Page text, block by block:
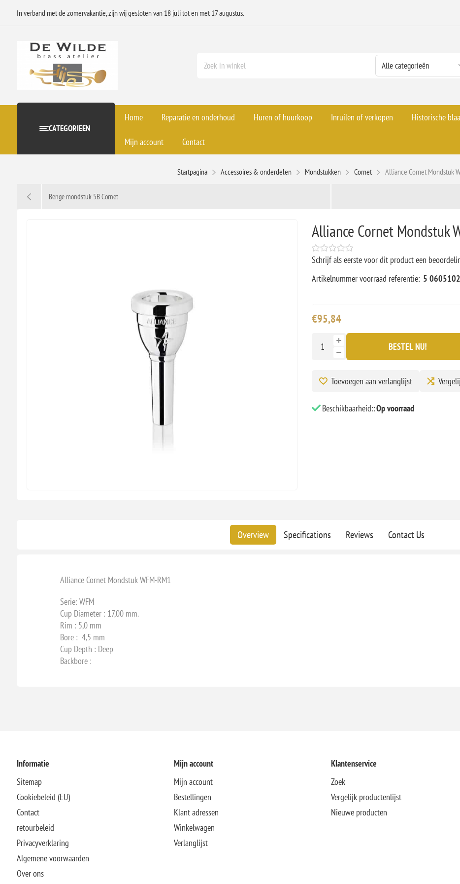
In verband met de zomervakantie, zijn wij gesloten van 18 juli tot en met 17 augustus.
CATEGORIEEN
Home Reparatie en onderhoud Huren of huurkoop Inruilen of verkopen Historische
Mijn account Contact
Startpagina Accessoires & onderdelen Mondstukken Cornet Alliance Cornet Mondstuk
Benge mondstuk 5B Cornet
Alliance Cornet Mondstuk
Schrijf als eerste voor dit product een
Artikelnummer voorraad referentie: 5
€95,84
BESTEL NU!
Toevoegen aan verlanglijst
Beschikbaarheid::Op voorraad
Overview Specifications Reviews Contact Us
Alliance Cornet Mondstuk WFM-RM1
Serie: WFM
Cup Diameter : 17,00 mm.
Rim : 5,0 mm
Bore : 4,5 mm
Cup Depth : Deep
Backbore :
Informatie
Sitemap
Cookiebeleid (EU)
Contact
retourbeleid
Privacyverklaring
Algemene voorwaarden
Over ons
Mijn account
Mijn account
Bestellingen
Klant adressen
Winkelwagen
Verlanglijst
Klantenservice
Zoek
Vergelijk productenlijst
Nieuwe producten